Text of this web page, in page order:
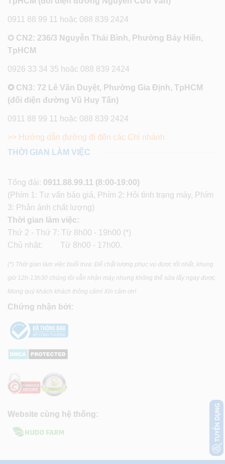
0911 88 99 11 hoặc 088 839 2424
✪ CN2: 236/3 Nguyễn Thái Bình, Phường Bảy Hiền,
TpHCM
0926 33 34 35 hoặc 088 839 2424
✪ CN3: 72 Lê Văn Duyệt, Phường Gia Định, TpHCM
(đối diện đường Vũ Huy Tấn)
0911 88 99 11 hoặc 088 839 2424
>> Hướng dẫn đường đi đến các Chi nhánh
THỜI GIAN LÀM VIỆC
Tổng đài: 0911.88.99.11 (8:00-19:00)
(Phím 1: Tư vấn báo giá, Phím 2: Hỏi tình trạng máy, Phím
3: Phản ánh chất lượng)
Thời gian làm việc:
Thứ 2 - Thứ 7: Từ 8h00 - 19h00 (*)
Chủ nhật: Từ 8h00 - 17h00.
(*) Thời gian làm việc buổi trưa: Để chất lượng phục vụ được tốt nhất, khung
giờ 12h-13h30 chúng tôi vẫn nhận máy nhưng không thể sửa lấy ngay được.
Mong quý khách khách thông cảm! Xin cảm ơn!
Chứng nhận bởi:
Website cùng hệ thống: